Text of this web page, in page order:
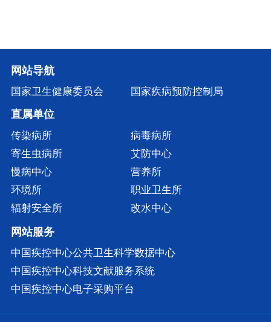
网站导航
国家卫生健康委员会 国家疾病预防控制局
直属单位
传染病所
病毒病所
寄生虫病所
艾防中心
慢病中心
营养所
环境所
职业卫生所
辐射安全所
改水中心
网站服务
中国疾控中心公共卫生科学数据中心
中国疾控中心科技文献服务系统
中国疾控中心电子采购平台